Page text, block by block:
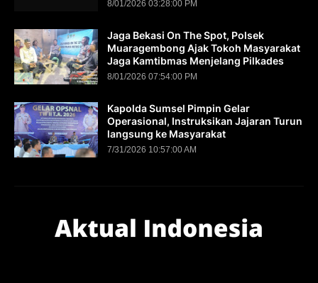
8/01/2026 03:28:00 PM
Jaga Bekasi On The Spot, Polsek
Muaragembong Ajak Tokoh Masyarakat
Jaga Kamtibmas Menjelang Pilkades
8/01/2026 07:54:00 PM
Kapolda Sumsel Pimpin Gelar
Operasional, Instruksikan Jajaran Turun
langsung ke Masyarakat
7/31/2026 10:57:00 AM